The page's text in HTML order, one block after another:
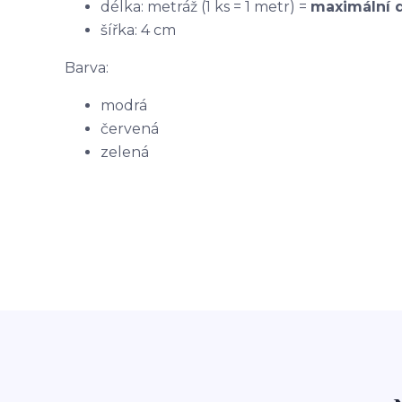
délka: metráž (1 ks = 1 metr) = maximální
šířka: 4 cm
Barva:
modrá
červená
zelená